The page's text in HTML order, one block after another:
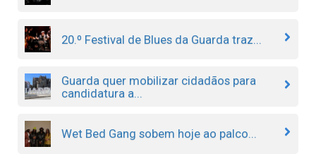
20.º Festival de Blues da Guarda traz...
Guarda quer mobilizar cidadãos para
candidatura a...
Wet Bed Gang sobem hoje ao palco...